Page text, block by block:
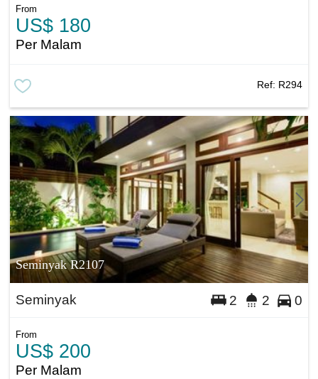
From
US$ 180
Per Malam
Ref: R294
Seminyak R2107
Seminyak 2 2 0
From
US$ 200
Per Malam